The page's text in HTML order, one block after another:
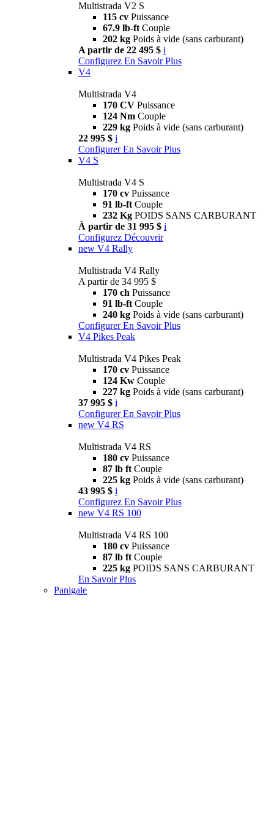
Multistrada V2 S
115 cv Puissance
67.9 lb-ft Couple
202 kg Poids à vide (sans carburant)
A partir de 22 495 $ i
Configurez En Savoir Plus
V4
Multistrada V4
170 CV Puissance
124 Nm Couple
229 kg Poids à vide (sans carburant)
22 995 $ i
Configurer En Savoir Plus
V4 S
Multistrada V4 S
170 cv Puissance
91 lb-ft Couple
232 Kg POIDS SANS CARBURANT
À partir de 31 995 $ i
Configurez Découvrir
new V4 Rally
Multistrada V4 Rally
A partir de 34 995 $
170 ch Puissance
91 lb-ft Couple
240 kg Poids à vide (sans carburant)
Configurer En Savoir Plus
V4 Pikes Peak
Multistrada V4 Pikes Peak
170 cv Puissance
124 Kw Couple
227 kg Poids à vide (sans carburant)
37 995 $ i
Configurer En Savoir Plus
new V4 RS
Multistrada V4 RS
180 cv Puissance
87 lb ft Couple
225 kg Poids à vide (sans carburant)
43 995 $ i
Configurez En Savoir Plus
new V4 RS 100
Multistrada V4 RS 100
180 cv Puissance
87 lb ft Couple
225 kg POIDS SANS CARBURANT
En Savoir Plus
Panigale